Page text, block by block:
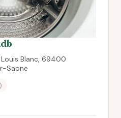
Blanc, 69400
Saone